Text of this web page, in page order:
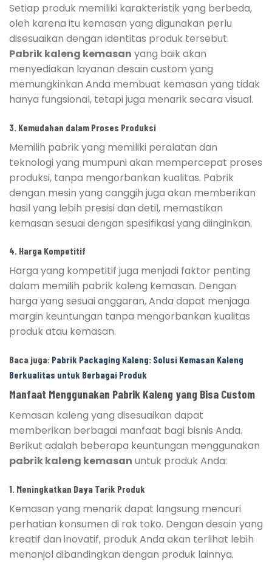
Setiap produk memiliki karakteristik yang berbeda,
oleh karena itu kemasan yang digunakan perlu
disesuaikan dengan identitas produk tersebut.
Pabrik kaleng kemasan yang baik akan
menyediakan layanan desain custom yang
memungkinkan Anda membuat kemasan yang tidak
hanya fungsional, tetapi juga menarik secara visual.
3. Kemudahan dalam Proses Produksi
Memilih pabrik yang memiliki peralatan dan
teknologi yang mumpuni akan mempercepat proses
produksi, tanpa mengorbankan kualitas. Pabrik
dengan mesin yang canggih juga akan memberikan
hasil yang lebih presisi dan detil, memastikan
kemasan sesuai dengan spesifikasi yang diinginkan.
4. Harga Kompetitif
Harga yang kompetitif juga menjadi faktor penting
dalam memilih pabrik kaleng kemasan. Dengan
harga yang sesuai anggaran, Anda dapat menjaga
margin keuntungan tanpa mengorbankan kualitas
produk atau kemasan.
Baca juga: Pabrik Packaging Kaleng: Solusi Kemasan Kaleng
Berkualitas untuk Berbagai Produk
Manfaat Menggunakan Pabrik Kaleng yang Bisa Custom
Kemasan kaleng yang disesuaikan dapat
memberikan berbagai manfaat bagi bisnis Anda.
Berikut adalah beberapa keuntungan menggunakan
pabrik kaleng kemasan untuk produk Anda:
1. Meningkatkan Daya Tarik Produk
Kemasan yang menarik dapat langsung mencuri
perhatian konsumen di rak toko. Dengan desain yang
kreatif dan inovatif, produk Anda akan terlihat lebih
menonjol dibandingkan dengan produk lainnya.